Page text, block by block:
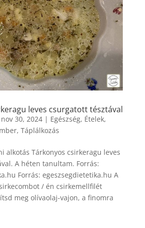
leves csurgatott tésztával
nov 30, 2024| Egészség, Ételek,
, Táplálkozás
alkotás Tárkonyos csirkeragu leves
A héten tanultam. Forrás:
Forrás: egeszsegdietetika.hu A
/ én csirkemellfilét
meg olívaolaj-vajon, a finomra